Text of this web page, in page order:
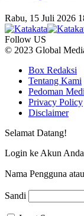
Rabu, 15 Juli 2026
Follow US
© 2023 Global
Box Redaksi
Tentang Kami
Pedoman
Privacy Policy
Disclaimer
Selamat Datang!
Login ke Akun Anda
Nama Pengguna
Sandi